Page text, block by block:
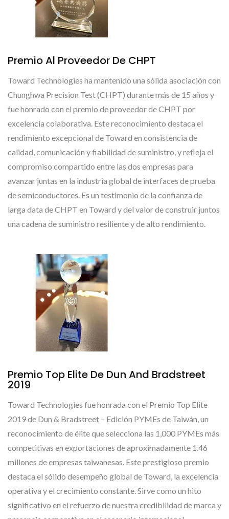
Premio Al Proveedor De CHPT
Toward Technologies ha mantenido una sólida asociación con
Chunghwa Precision Test (CHPT) durante más de 15 años y
fue honrado con el premio de proveedor de CHPT por
excelencia colaborativa. Este reconocimiento destaca el
rendimiento excepcional de Toward en consistencia de
calidad, comunicación y fiabilidad de suministro, y refleja el
compromiso compartido entre las dos empresas para
avanzar juntas en la industria global de interfaces de prueba
de semiconductores. Es un testimonio de la confianza de
larga data de CHPT en Toward y del valor de construir juntos
una cadena de suministro resiliente y de alto rendimiento.
Premio Top Elite De Dun And Bradstreet
2019
Toward Technologies fue honrada con el Premio Top Elite
2019 de Dun & Bradstreet – Edición PYMEs de Taiwán, un
reconocimiento de élite que selecciona las 1,000 PYMEs más
competitivas en exportaciones de aproximadamente 1.46
millones de empresas taiwanesas. Este prestigioso premio
destaca el sólido desempeño global de Toward, la excelencia
operativa y el crecimiento constante. Sirve como un hito
significativo en el refuerzo de nuestra credibilidad de marca y